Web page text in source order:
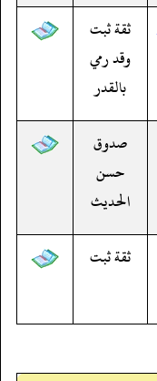
ثقة ثبت
وقد رمي
بالقدر
صدوق
حسن
الحديث
ثقة ثبت